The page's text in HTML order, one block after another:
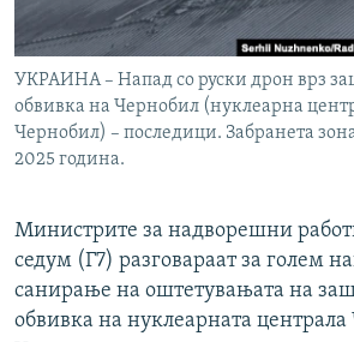
УКРАИНА – Напад со руски дрон врз
обвивка на Чернобил (нуклеарна
Чернобил) – последици. Забранета
2025 година.
Министрите за надворешни
седум (Г7) разговараат за голем
санирање на оштетувањата на
обвивка на нуклеарната